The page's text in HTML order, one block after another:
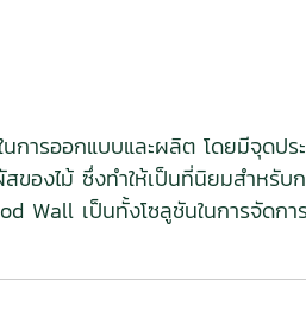
นการออกแบบและผลิต โดยมีจุดป
ของไม้ ซึ่งทำให้เป็นที่นิยมสำหรั
Wall เป็นทั้งโซลูชันในการจัดก